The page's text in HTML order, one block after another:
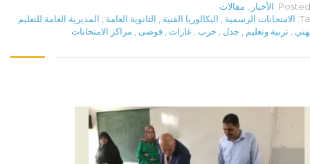
Posted الأخبار , مقالات
الامتحانات الرسمية , البكالوريا الفنية , الثانوية العامة , المديرية العامة للتعليم
, تربية وتعليم , جدل , حرب, غارات, فوضى , مراكز الامتحانات